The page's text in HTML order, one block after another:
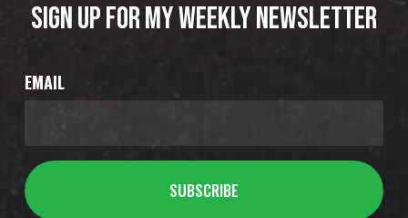
SIGN UP FOR MY WEEKLY NEWSLETTER
EMAIL